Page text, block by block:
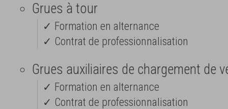
Grues à tour
✓ Formation en alternance
✓ Contrat de professionnalisation
Grues auxiliaires de chargement de
✓ Formation en alternance
✓ Contrat de professionnalisation